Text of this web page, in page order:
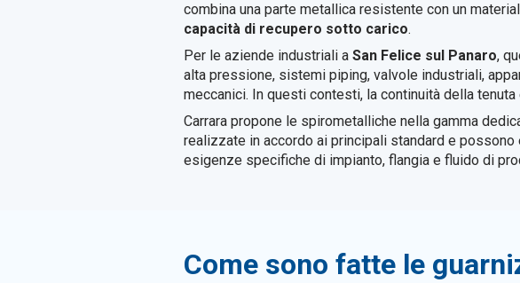
combina una parte metallica resistente con un
capacità di recupero sotto carico.
Per le aziende industriali a San Felice sul Panaro,
alta pressione, sistemi piping, valvole industriali,
meccanici. In questi contesti, la continuità della
Carrara propone le spirometalliche nella gamma
realizzate in accordo ai principali standard e
esigenze specifiche di impianto, flangia e fluido di
Come sono fatte le